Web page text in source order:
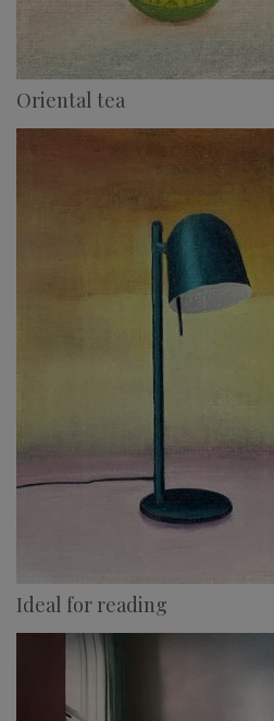
Oriental tea
Ideal for reading